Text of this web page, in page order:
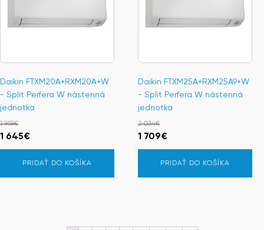
Daikin FTXM20A+RXM20A+W
- Split Perfera W nástenná
jednotka
1 959€
Pôvodná
cena
bola:
1
1 645€Aktuálna
cena
je:
1
PRIDAŤ DO KOŠÍKA
Daikin FTXM25A+RXM25A9+W
- Split Perfera W nástenná
jednotka
2 034€
Pôvodná
cena
bola:
2
1 709€Aktuálna
cena
je:
1
PRIDAŤ DO KOŠÍKA